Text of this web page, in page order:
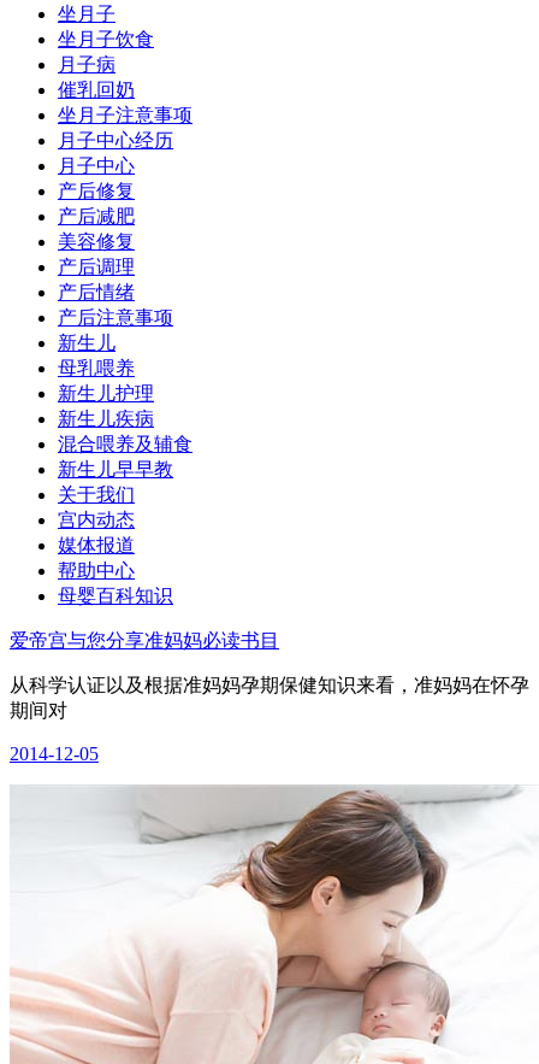
坐月子
坐月子饮食
月子病
催乳回奶
坐月子注意事项
月子中心经历
月子中心
产后修复
产后减肥
美容修复
产后调理
产后情绪
产后注意事项
新生儿
母乳喂养
新生儿护理
新生儿疾病
混合喂养及辅食
新生儿早早教
关于我们
宫内动态
媒体报道
帮助中心
母婴百科知识
爱帝宫与您分享准妈妈必读书目
从科学认证以及根据准妈妈孕期保健知识来看，准妈妈在怀孕
期间对
2014-12-05